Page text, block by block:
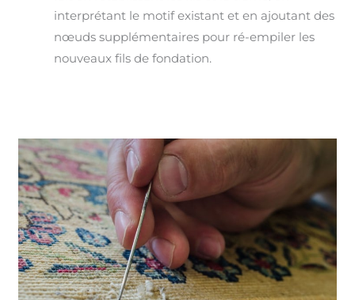
interprétant le motif existant et en ajoutant des
nœuds supplémentaires pour ré-empiler les
nouveaux fils de fondation.